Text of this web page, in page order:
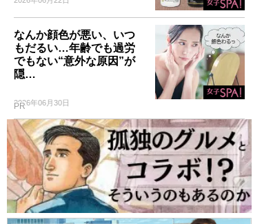
なんか顔色が悪い、いつ
もだるい…年齢でも過労
でもない“意外な原因”が
隠…
2026年06月30日
PR